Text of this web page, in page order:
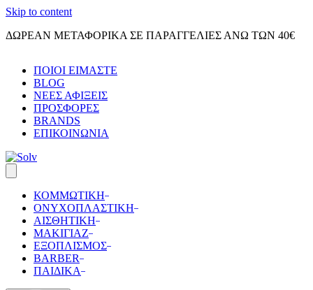
Skip to content
ΔΩΡΕΑΝ ΜΕΤΑΦΟΡΙΚΑ ΣΕ ΠΑΡΑΓΓΕΛΙΕΣ ΑΝΩ ΤΩΝ 40€
ΠΟΙΟΙ ΕΙΜΑΣΤΕ
BLOG
ΝΕΕΣ ΑΦΙΞΕΙΣ
ΠΡΟΣΦΟΡΕΣ
BRANDS
ΕΠΙΚΟΙΝΩΝΙΑ
ΚΟΜΜΩΤΙΚΗ
ΟΝΥΧΟΠΛΑΣΤΙΚΗ
ΑΙΣΘΗΤΙΚΗ
ΜΑΚΙΓΙΑΖ
ΕΞΟΠΛΙΣΜΟΣ
BARBER
ΠΑΙΔΙΚΑ